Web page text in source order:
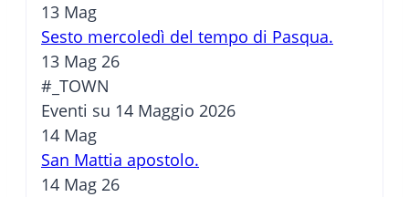
13 Mag
Sesto mercoledì del tempo di Pasqua.
13 Mag 26
#_TOWN
Eventi su 14 Maggio 2026
14 Mag
San Mattia apostolo.
14 Mag 26